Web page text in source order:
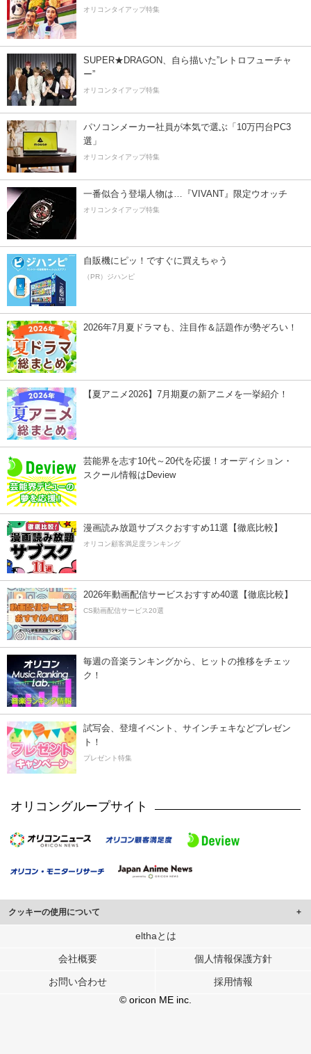
オリコンタイアップ特集
SUPER★DRAGON、自ら描いた”レトロフューチャ
ー”
オリコンタイアップ特集
パソコンメーカー社員が本気で選ぶ「10万円台PC3
選」
オリコンタイアップ特集
一番似合う登場人物は…『VIVANT』限定ウオッチ
オリコンタイアップ特集
自販機にピッ！ですぐに買えちゃう
（PR）ジハンピ
2026年7月夏ドラマも、注目作＆話題作が勢ぞろい！
【夏アニメ2026】7月期夏の新アニメを一挙紹介！
芸能界を志す10代～20代を応援！オーディション・
スクール情報はDeview
漫画読み放題サブスクおすすめ11選【徹底比較】
オリコン顧客満足度ランキング
2026年動画配信サービスおすすめ40選【徹底比較】
CS動画配信サービス20選
毎週の音楽ランキングから、ヒットの推移をチェッ
ク！
試写会、登壇イベント、サインチェキなどプレゼン
ト！
プレゼント特集
オリコングループサイト
クッキーの使用について
このサイトでは Cookie を使用して、ユーザーに合わせたコンテンツや広告の
行っています。
メディアや広告配信、データ解析の各パートナーに提供しています。
各パートナーは、この情報とユーザーが各パートナーに提供した他の情報や、
ユーザーが各パートナーのサービスを使用したときに収集した他の情報を組み
elthaとは
会社概要 個人情報保護方針
お問い合わせ
採用情報
© oricon ME inc.